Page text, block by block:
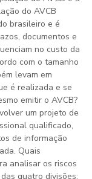
do AVCB
brasileiro e é
documentos e
no custo da
com o tamanho
levam em
é realizada e se
emitir o AVCB?
um projeto de
qualificado,
de informação
Quais
analisar os riscos
quatro divisões: